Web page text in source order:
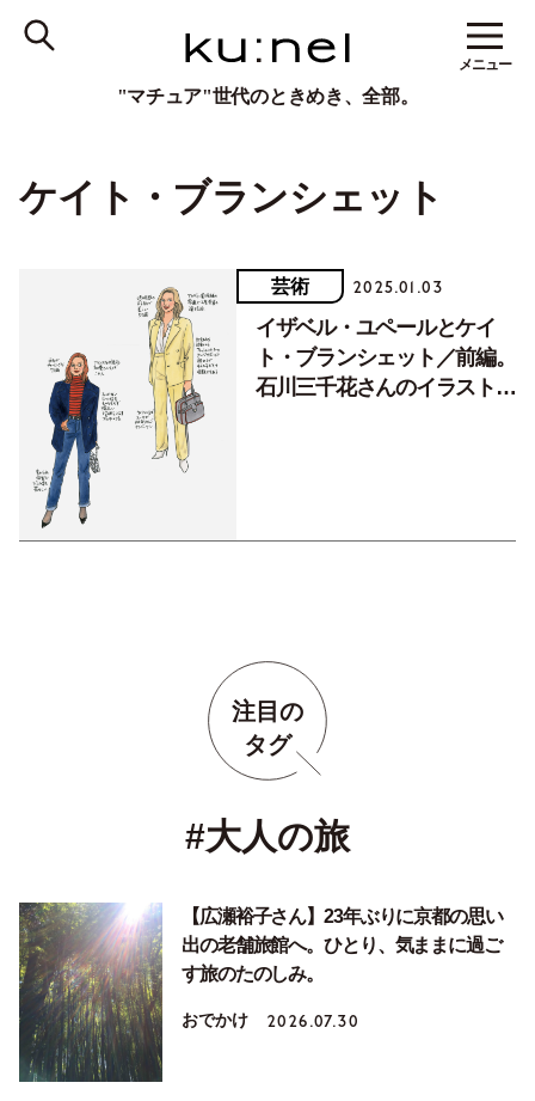
"マチュア"世代のときめき、全部。
メニュー
ケイト・ブランシェット
芸術 2025.01.03
イザベル・ユペールとケイ
ト・ブランシェット／前編。
石川三千花さんのイラスト＆
注目の
タグ
#大人の旅
【広瀬裕子さん】23年ぶりに京都の思い
出の老舗旅館へ。ひとり、気ままに過ご
す旅のたのしみ。
おでかけ 2026.07.30